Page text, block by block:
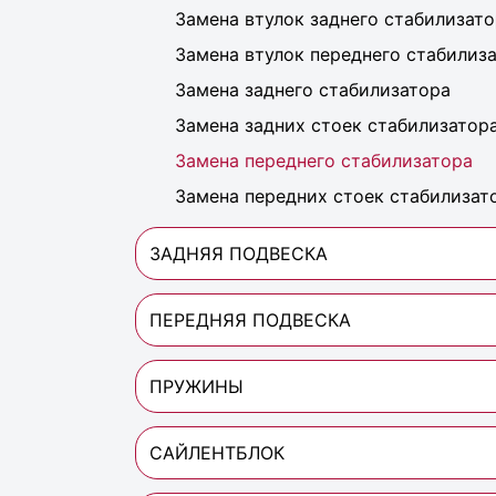
Замена втулок заднего
Замена втулок переднего
Замена заднего стабилизатора
Замена задних стоек
Замена переднего стабилизатора
Замена передних стоек
ЗАДНЯЯ ПОДВЕСКА
ПЕРЕДНЯЯ ПОДВЕСКА
ПРУЖИНЫ
САЙЛЕНТБЛОК